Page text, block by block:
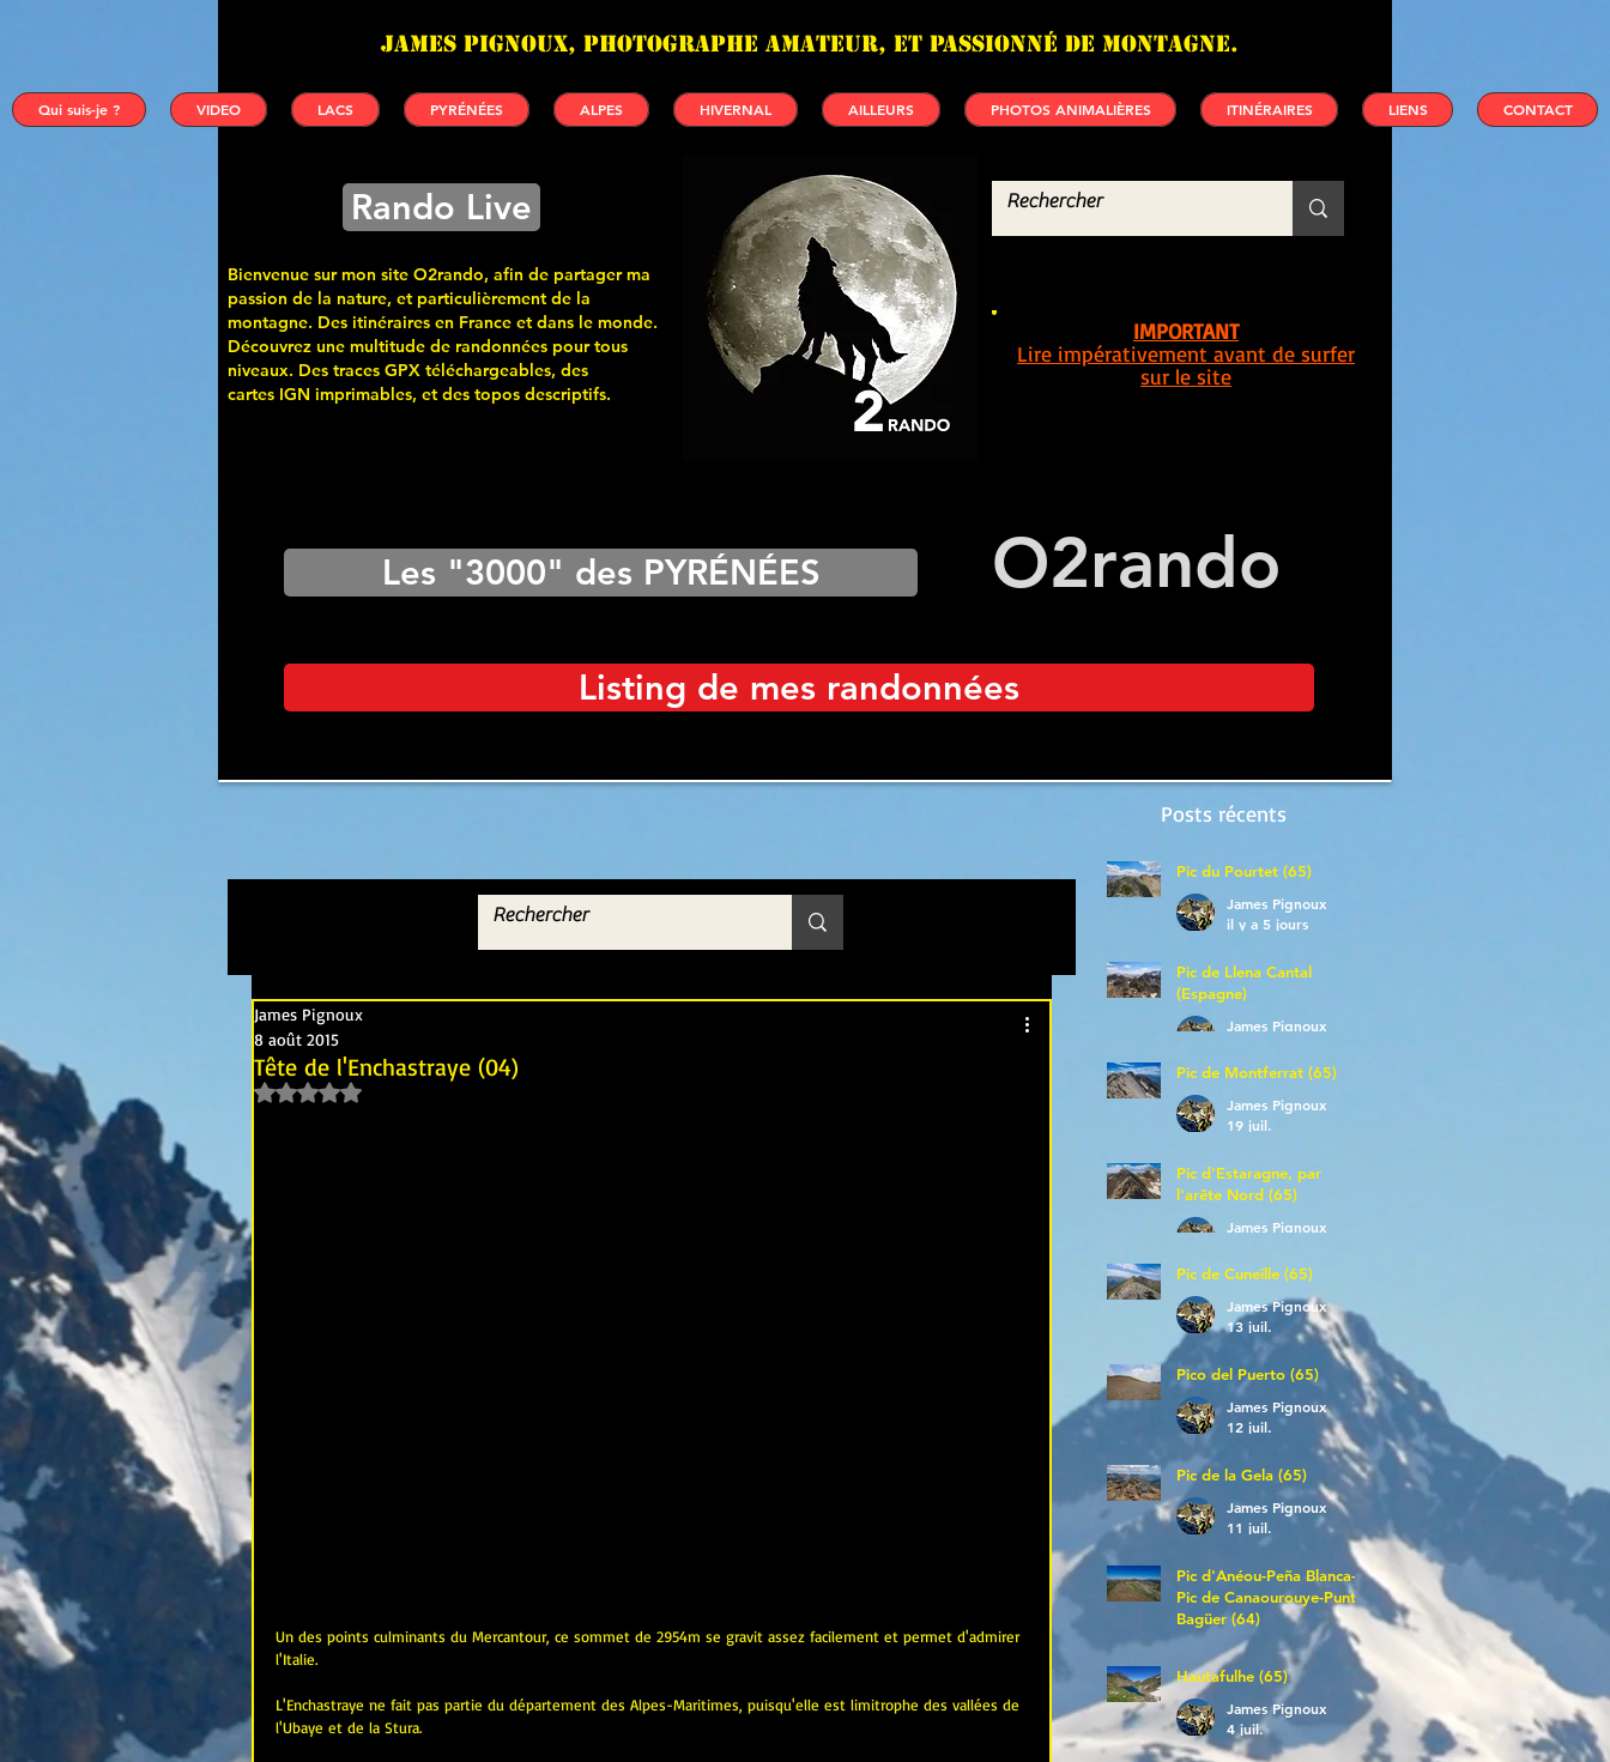
James PIGNOUX, photographe amateur, et passionné de montagne.
Qui suis-je ? VIDEO LACS PYRÉNÉES ALPES HIVERNAL AILLEURS PHOTOS ANIMALIÈRES ITINÉRAIRES LIENS CONTACT
Rando Live
Bienvenue sur mon site O2rando, afin de partager ma
passion de la nature, et particulièrement de la
montagne. Des itinéraires en France et dans le monde.
Découvrez une multitude de randonnées pour tous
niveaux. Des traces GPX téléchargeables, des
cartes IGN imprimables, et des topos descriptifs.
IMPORTANT
Lire impérativement avant de surfer
sur le site
Les "3000" des PYRÉNÉES O2rando
Listing de mes randonnées
Posts récents
Tête de l'Enchastraye (04)
James Pignoux
8 août 2015
Noté NaN étoiles sur 5.
Un des points culminants du Mercantour, ce sommet de 2954m se gravit assez facilement et permet d'admirer
l'Italie.
L'Enchastraye ne fait pas partie du département des Alpes-Maritimes, puisqu'elle est limitrophe des vallées de
l'Ubaye et de la Stura.
Pic du Pourtet (65)
James Pignoux
il y a 5 jours
Pic de Llena Cantal
(Espagne)
James Pignoux
Pic de Montferrat (65)
James Pignoux
19 juil.
Pic d'Estaragne, par
l'arête Nord (65)
James Pignoux
Pic de Cuneille (65)
James Pignoux
13 juil.
Pico del Puerto (65)
James Pignoux
12 juil.
Pic de la Gela (65)
James Pignoux
11 juil.
Pic d'Anéou-Peña Blanca-
Pic de Canaourouye-Punta
Bagüer (64)
James Pignoux
5 juil.
Hautafulhe (65)
James Pignoux
4 juil.